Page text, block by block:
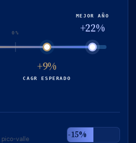
0%
+9%
CAGR ESPERADO
+22%
MEJOR AÑO
pico-valle -15%